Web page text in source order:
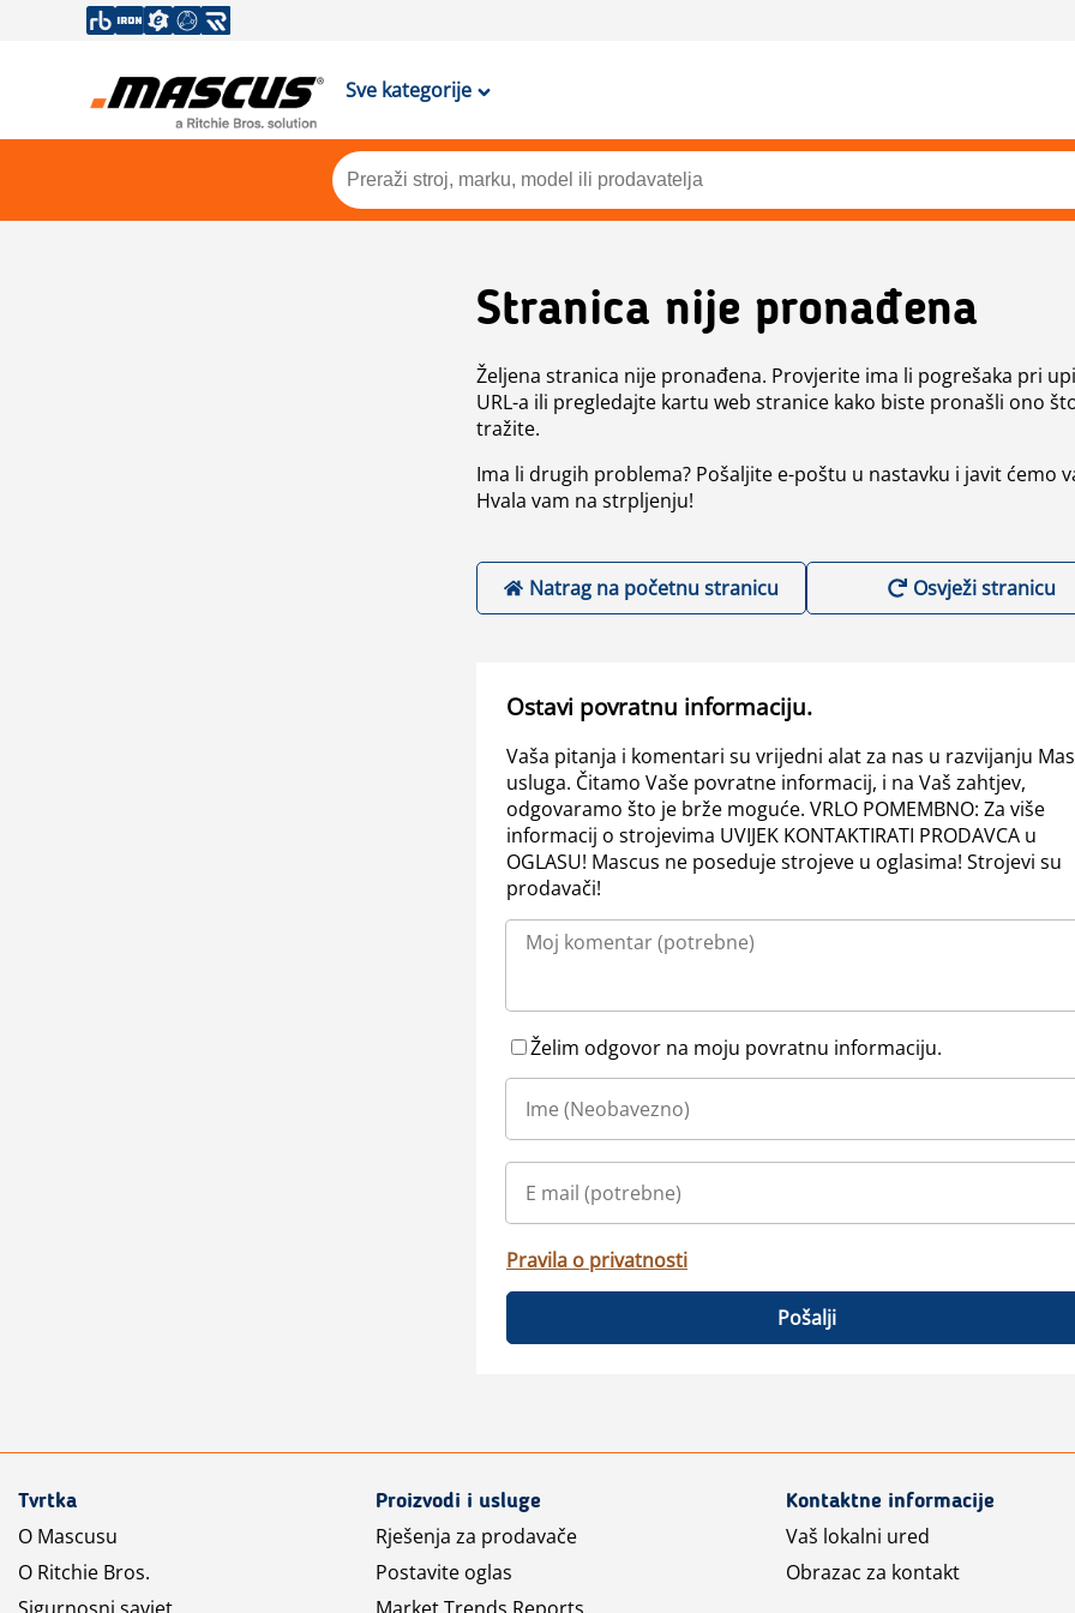
Sve kategorije
Stranica nije pronađena
Željena stranica nije pronađena. Provjerite ima li pogrešaka pri
URL-a ili pregledajte kartu web stranice kako biste pronašli ono
tražite.
Ima li drugih problema? Pošaljite e-poštu u nastavku i javit ćemo
Hvala vam na strpljenju!
Natrag na početnu stranicu Osvježi stranicu
Ostavi povratnu informaciju.
Vaša pitanja i komentari su vrijedni alat za nas u razvijanju
usluga. Čitamo Vaše povratne informacij, i na Vaš zahtjev,
odgovaramo što je brže moguće. VRLO POMEMBNO: Za više
informacij o strojevima UVIJEK KONTAKTIRATI PRODAVCA u
OGLASU! Mascus ne poseduje strojeve u oglasima! Strojevi su
prodavači!
Želim odgovor na moju povratnu informaciju.
Pravila o privatnosti
Pošalji
Tvrtka
O Mascusu
O Ritchie Bros.
Proizvodi i usluge
Rješenja za prodavače
Postavite oglas
Kontaktne informacije
Vaš lokalni ured
Obrazac za kontakt